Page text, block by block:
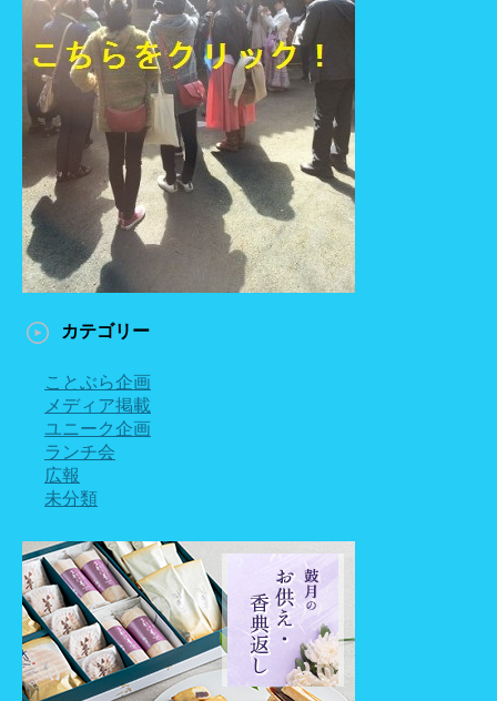
カテゴリー
ことぶら企画
メディア掲載
ユニーク企画
ランチ会
広報
未分類